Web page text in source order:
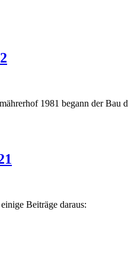
1981 begann der Bau
einige Beiträge daraus: